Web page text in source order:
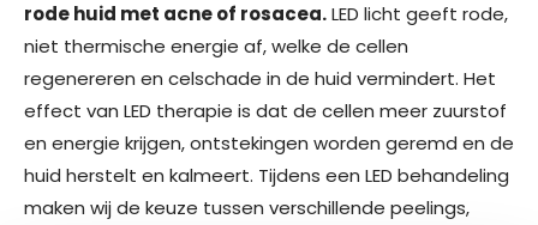
rode huid met acne of rosacea.LED licht geeft rode,
niet thermische energie af, welke de cellen
regenereren en celschade in de huid vermindert. Het
effect van LED therapie is dat de cellen meer zuurstof
en energie krijgen, ontstekingen worden geremd en de
huid herstelt en kalmeert. Tijdens een LED behandeling
maken wij de keuze tussen verschillende peelings,